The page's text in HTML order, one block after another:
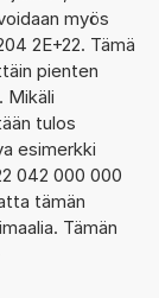
myös
2E+22. Tämä
pienten
Mikäli
tulos
esimerkki
042 000 000
tämän
Tämän